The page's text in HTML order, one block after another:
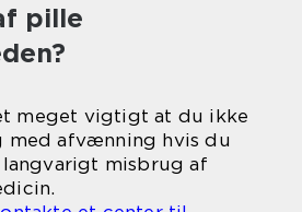
pille
meget vigtigt at du ikke
med afvænning hvis du
misbrug af